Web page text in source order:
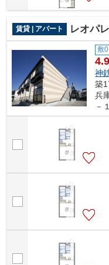
賃貸 | アパート レオパ
敷0
神
築
兵
－